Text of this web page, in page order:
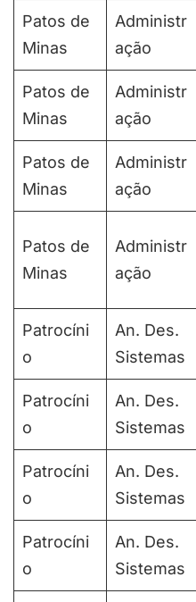
Patos de
Minas
Administr
ação
Patos de
Minas
Administr
ação
Patos de
Minas
Administr
ação
Patos de
Minas
Administr
ação
Patrocíni
o
An. Des.
Sistemas
Patrocíni
o
An. Des.
Sistemas
Patrocíni
o
An. Des.
Sistemas
Patrocíni
o
An. Des.
Sistemas